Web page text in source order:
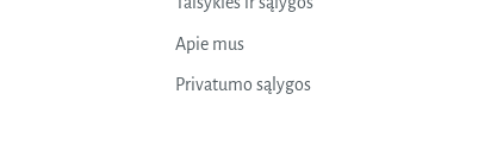
Apie mus
Privatumo sąlygos